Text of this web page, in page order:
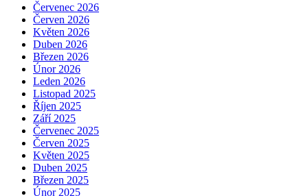
Červenec 2026
Červen 2026
Květen 2026
Duben 2026
Březen 2026
Únor 2026
Leden 2026
Listopad 2025
Říjen 2025
Září 2025
Červenec 2025
Červen 2025
Květen 2025
Duben 2025
Březen 2025
Únor 2025